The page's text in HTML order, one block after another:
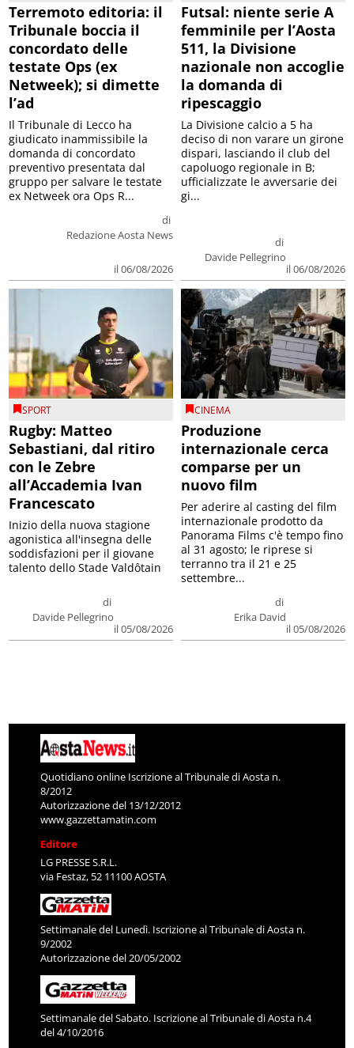
Terremoto editoria: il
Tribunale boccia il
concordato delle
testate Ops (ex
Netweek); si dimette
l’ad
di
Redazione Aosta News
il 06/08/2026
Il Tribunale di Lecco ha
giudicato inammissibile la
domanda di concordato
preventivo presentata dal
gruppo per salvare le testate
ex Netweek ora Ops R...
Futsal: niente serie A
femminile per l’Aosta
511, la Divisione
nazionale non accoglie
la domanda di
ripescaggio
di
Davide Pellegrino
il 06/08/2026
La Divisione calcio a 5 ha
deciso di non varare un girone
dispari, lasciando il club del
capoluogo regionale in B;
ufficializzate le avversarie dei
gi...
SPORT
Rugby: Matteo
Sebastiani, dal ritiro
con le Zebre
all’Accademia Ivan
Francescato
di
Davide Pellegrino
il 05/08/2026
Inizio della nuova stagione
agonistica all'insegna delle
soddisfazioni per il giovane
talento dello Stade Valdôtain
CINEMA
Produzione
internazionale cerca
comparse per un
nuovo film
di
Erika David
il 05/08/2026
Per aderire al casting del film
internazionale prodotto da
Panorama Films c'è tempo fino
al 31 agosto; le riprese si
terranno tra il 21 e 25
settembre...
Quotidiano online Iscrizione al Tribunale di Aosta n.
8/2012
Autorizzazione del 13/12/2012
www.gazzettamatin.com
Editore
LG PRESSE S.R.L.
via Festaz, 52 11100 AOSTA
Settimanale del Lunedì. Iscrizione al Tribunale di Aosta n.
9/2002
Autorizzazione del 20/05/2002
Settimanale del Sabato. Iscrizione al Tribunale di Aosta n.4
del 4/10/2016